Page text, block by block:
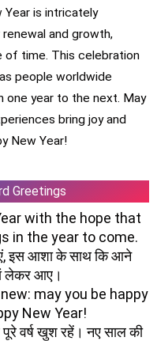
is intricately
and growth,
of time. This celebration
people worldwide
one year to the next. May
bring joy and
New Year!
Greetings
with the hope that
in the year to come.
इस आशा के साथ कि आने
लेकर आए।
may you be happy
New Year!
वर्ष खुश रहें। नए साल की